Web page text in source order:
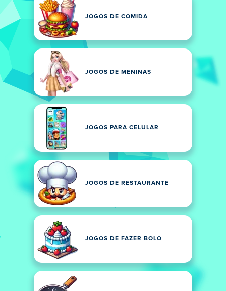
JOGOS DE COMIDA
JOGOS DE MENINAS
JOGOS PARA CELULAR
JOGOS DE RESTAURANTE
JOGOS DE FAZER BOLO